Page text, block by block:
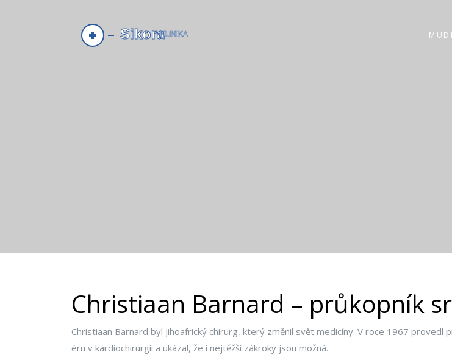
Christiaan Barnard – průkopník
Christiaan Barnard byl jihoafrický chirurg, který změnil svět medicíny. V roce 1967
éru v kardiochirurgii a ukázal, že i nejtěžší zákroky jsou možná.